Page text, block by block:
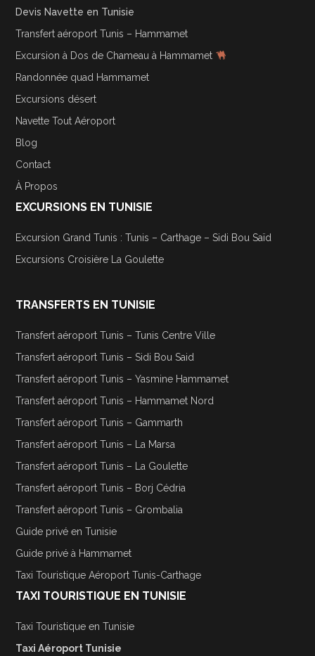
Devis Navette en Tunisie
Transfert aéroport Tunis – Hammamet
Excursion à Dos de Chameau à Hammamet
Randonnée quad Hammamet
Excursions désert
Navette Tout Aéroport
Blog
Contact
À Propos
EXCURSIONS EN TUNISIE
Excursion Grand Tunis : Tunis – Carthage – Sidi Bou Saïd
Excursions Croisière La Goulette
TRANSFERTS EN TUNISIE
Transfert aéroport Tunis – Tunis Centre Ville
Transfert aéroport Tunis – Sidi Bou Said
Transfert aéroport Tunis – Yasmine Hammamet
Transfert aéroport Tunis – Hammamet Nord
Transfert aéroport Tunis – Gammarth
Transfert aéroport Tunis – La Marsa
Transfert aéroport Tunis – La Goulette
Transfert aéroport Tunis – Borj Cédria
Transfert aéroport Tunis – Grombalia
Guide privé en Tunisie
Guide privé à Hammamet
Taxi Touristique Aéroport Tunis-Carthage
TAXI TOURISTIQUE EN TUNISIE
Taxi Touristique en Tunisie
Taxi Aéroport Tunisie